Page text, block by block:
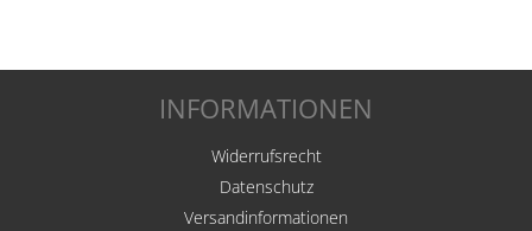
INFORMATIONEN
Widerrufsrecht
Datenschutz
Versandinformationen